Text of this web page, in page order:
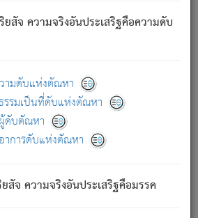
สัจ ความจริงอันประเสริฐคือความดับ
ามดับแห่งตัณหา
รมเป็นที่ดับแห่งตัณหา
ดับตัณหา
การดับแห่งตัณหา
จ ความจริงอันประเสริฐคือมรรค
ำมารได้แล้ว ชนะสงครามแล้ว ก้าวล่วง
เป็นผู้คงที่ (คือไม่เปลี่ยนแปลงอีกต่อ
.
ทธอุทานที่ทรงเปล่งออก ที่โคนต้นโพธิ์
วได้ 7 วัน)